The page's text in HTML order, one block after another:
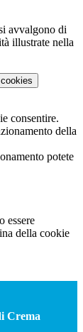
avvalgono di
illustrate nella
consentire.
della
potete
essere
della cookie
Crema